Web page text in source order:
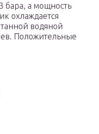
бара, а мощность
охлаждается
водяной
Положительные